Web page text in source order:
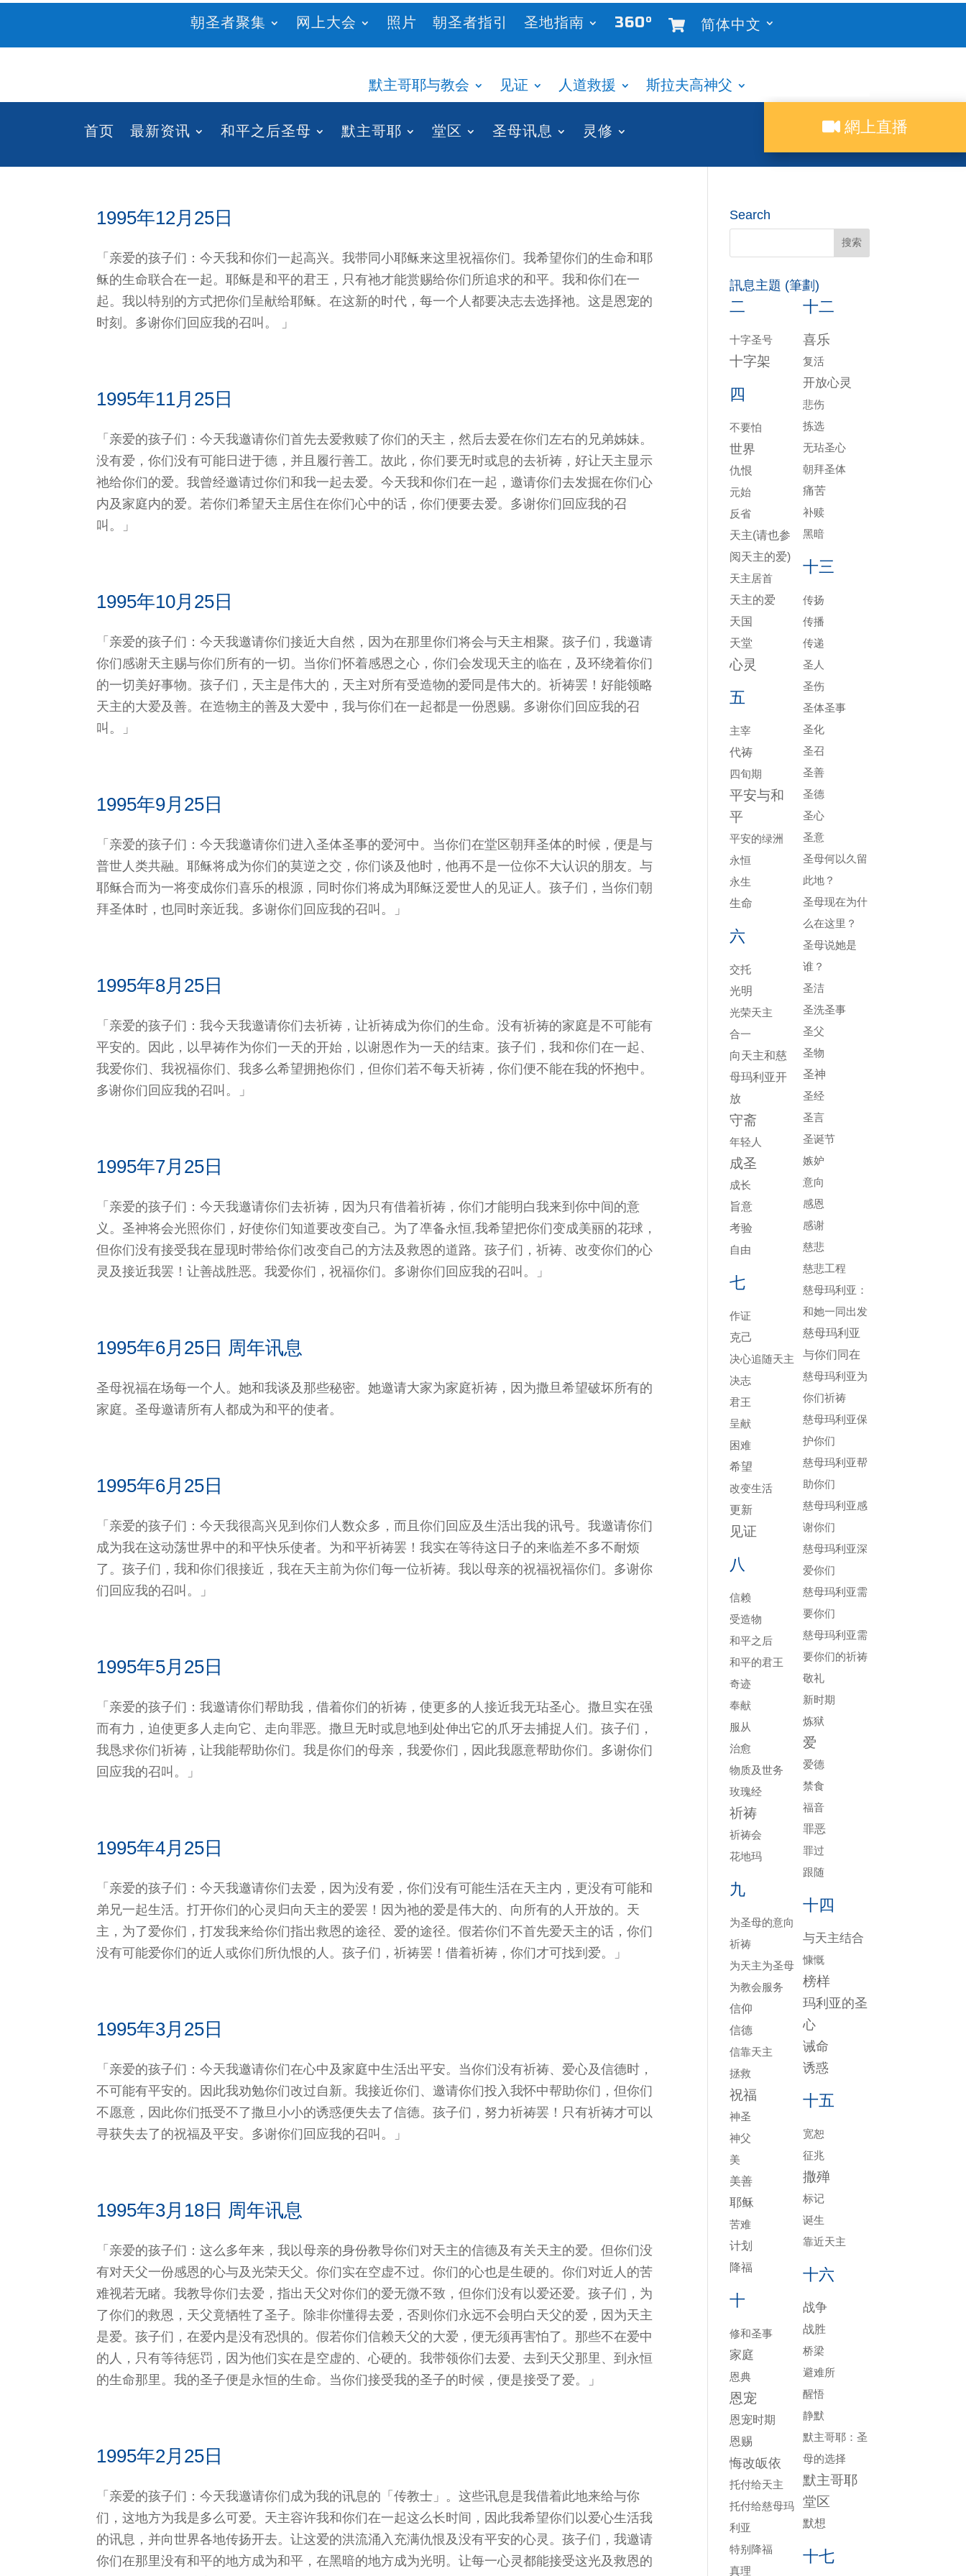
朝圣者聚集 网上大会 照片 朝圣者指引 圣地指南 360° 简体中文
默主哥耶与教会 见证 人道救援 斯拉夫高神父
首页 最新资讯 和平之后圣母 默主哥耶 堂区 圣母讯息 灵修 網上直播
1995年12月25日
「亲爱的孩子们：今天我和你们一起高兴。我带同小耶稣来这里祝福你们。我希望你们的生命和耶
稣的生命联合在一起。耶稣是和平的君王，只有祂才能赏赐给你们所追求的和平。我和你们在一
起。我以特别的方式把你们呈献给耶稣。在这新的时代，每一个人都要决志去选择祂。这是恩宠的
时刻。多谢你们回应我的召叫。 」
1995年11月25日
「亲爱的孩子们：今天我邀请你们首先去爱救赎了你们的天主，然后去爱在你们左右的兄弟姊妹。
没有爱，你们没有可能日进于德，并且履行善工。故此，你们要无时或息的去祈祷，好让天主显示
祂给你们的爱。我曾经邀请过你们和我一起去爱。今天我和你们在一起，邀请你们去发掘在你们心
内及家庭内的爱。若你们希望天主居住在你们心中的话，你们便要去爱。多谢你们回应我的召
叫。」
1995年10月25日
「亲爱的孩子们：今天我邀请你们接近大自然，因为在那里你们将会与天主相聚。孩子们，我邀请
你们感谢天主赐与你们所有的一切。当你们怀着感恩之心，你们会发现天主的临在，及环绕着你们
的一切美好事物。孩子们，天主是伟大的，天主对所有受造物的爱同是伟大的。祈祷罢！好能领略
天主的大爱及善。在造物主的善及大爱中，我与你们在一起都是一份恩赐。多谢你们回应我的召
叫。」
1995年9月25日
「亲爱的孩子们：今天我邀请你们进入圣体圣事的爱河中。当你们在堂区朝拜圣体的时候，便是与
普世人类共融。耶稣将成为你们的莫逆之交，你们谈及他时，他再不是一位你不大认识的朋友。与
耶稣合而为一将变成你们喜乐的根源，同时你们将成为耶稣泛爱世人的见证人。孩子们，当你们朝
拜圣体时，也同时亲近我。多谢你们回应我的召叫。」
1995年8月25日
「亲爱的孩子们：我今天我邀请你们去祈祷，让祈祷成为你们的生命。没有祈祷的家庭是不可能有
平安的。因此，以早祷作为你们一天的开始，以谢恩作为一天的结束。孩子们，我和你们在一起、
我爱你们、我祝福你们、我多么希望拥抱你们，但你们若不每天祈祷，你们便不能在我的怀抱中。
多谢你们回应我的召叫。」
1995年7月25日
「亲爱的孩子们：今天我邀请你们去祈祷，因为只有借着祈祷，你们才能明白我来到你中间的意
义。圣神将会光照你们，好使你们知道要改变自己。为了凖备永恒,我希望把你们变成美丽的花球，
但你们没有接受我在显现时带给你们改变自己的方法及救恩的道路。孩子们，祈祷、改变你们的心
灵及接近我罢！让善战胜恶。我爱你们，祝福你们。多谢你们回应我的召叫。」
1995年6月25日 周年讯息
圣母祝福在场每一个人。她和我谈及那些秘密。她邀请大家为家庭祈祷，因为撒旦希望破坏所有的
家庭。圣母邀请所有人都成为和平的使者。
1995年6月25日
「亲爱的孩子们：今天我很高兴见到你们人数众多，而且你们回应及生活出我的讯号。我邀请你们
成为我在这动荡世界中的和平快乐使者。为和平祈祷罢！我实在等待这日子的来临差不多不耐烦
了。孩子们，我和你们很接近，我在天主前为你们每一位祈祷。我以母亲的祝福祝福你们。多谢你
们回应我的召叫。」
1995年5月25日
「亲爱的孩子们：我邀请你们帮助我，借着你们的祈祷，使更多的人接近我无玷圣心。撒旦实在强
而有力，迫​​使更多人走向它、走向罪恶。撒旦无时或息地到处伸出它的爪牙去捕捉人们。孩子们，
我恳求你们祈祷，让我能帮助你们。我是你们的母亲，我爱你们，因此我愿意帮助你们。多谢你们
回应我的召叫。」
1995年4月25日
「亲爱的孩子们：今天我邀请你们去爱，因为没有爱，你们没有可能生活在天主内，更没有可能和
弟兄一起生活。打开你们的心灵归向天主的爱罢！因为祂的爱是伟大的、向所有的人开放的。天
主，为了爱你们，打发我来给你们指出救恩的途径、爱的途径。假若你们不首先爱天主的话，你们
没有可能爱你们的近人或你们所仇恨的人。孩子们，祈祷罢！借着祈祷，你们才可找到爱。」
1995年3月25日
「亲爱的孩子们：今天我邀请你们在心中及家庭中生活出平安。当你们没有祈祷、爱心及信德时，
不可能有平安的。因此我劝勉你们改过自新。我接近你们、邀请你们投入我怀中帮助你们，但你们
不愿意，因此你们抵受不了撒旦小小的诱惑便失去了信德。孩子们，努力祈祷罢！只有祈祷才可以
寻获失去了的祝福及平安。多谢你们回应我的召叫。」
1995年3月18日 周年讯息
「亲爱的孩子们：这么多年来，我以母亲的身份教导你们对天主的信德及有关天主的爱。但你们没
有对天父一份感恩的心与及光荣天父。你们实在空虚不过。你们的心也是生硬的。你们对近人的苦
难视若无睹。我教导你们去爱，指出天父对你们的爱无微不致，但你们没有以爱还爱。孩子们，为
了你们的救恩，天父竟牺牲了圣子。除非你懂得去爱，否则你们永远不会明白天父的爱，因为天主
是爱。孩子们，在爱内是没有恐惧的。假若你们信赖天父的大爱，便无须再害怕了。那些不在爱中
的人，只有等待惩罚，因为他们实在是空虚的、心硬的。我带领你们去爱、去到天父那里、到永恒
的生命那里。我的圣子便是永恒的生命。当你们接受我的圣子的时候，便是接受了爱。」
1995年2月25日
「亲爱的孩子们：今天我邀请你们成为我的讯息的「传教士」。这些讯息是我借着此地来给与你
们，这地方为我是多么可爱。天主容许我和你们在一起这么长时间，因此我希望你们以爱心生活我
的讯息，并向世界各地传扬开去。让这爱的洪流涌入充满仇恨及没有平安的心灵。孩子们，我邀请
你们在那里没有和平的地方成为和平，在黑暗的地方成为光明。让每一心灵都能接受这光及救恩的
Search
訊息主題 (筆劃)
二
十字圣号
十字架
四
不要怕
世界
仇恨
元始
反省
天主(请也参
阅天主的爱)
天主居首
天主的爱
天国
天堂
心灵
五
主宰
代祷
四旬期
平安与和
平
平安的绿洲
永恒
永生
生命
六
交托
光明
光荣天主
合一
向天主和慈
母玛利亚开
放
守斋
年轻人
成圣
成长
旨意
考验
自由
七
作证
克己
决心追随天主
决志
君王
呈献
困难
希望
改变生活
更新
见证
八
信赖
受造物
和平之后
和平的君王
奇迹
奉献
服从
治愈
物质及世务
玫瑰经
祈祷
祈祷会
花地玛
九
为圣母的意向
祈祷
为天主为圣母
为教会服务
信仰
信德
信靠天主
拯救
祝福
神圣
神父
美
美善
耶稣
苦难
计划
降福
十
修和圣事
家庭
恩典
恩宠
恩宠时期
恩赐
悔改皈依
托付给天主
托付给慈母玛
利亚
特别降福
真理
十二
喜乐
复活
开放心灵
悲伤
拣选
无玷圣心
朝拜圣体
痛苦
补赎
黑暗
十三
传扬
传播
传递
圣人
圣伤
圣体圣事
圣化
圣召
圣善
圣德
圣心
圣意
圣母何以久留
此地？
圣母现在为什
么在这里？
圣母说她是
谁？
圣洁
圣洗圣事
圣父
圣物
圣神
圣经
圣言
圣诞节
嫉妒
意向
感恩
感谢
慈悲
慈悲工程
慈母玛利亚：
和她一同出发
慈母玛利亚
与你们同在
慈母玛利亚为
你们祈祷
慈母玛利亚保
护你们
慈母玛利亚帮
助你们
慈母玛利亚感
谢你们
慈母玛利亚深
爱你们
慈母玛利亚需
要你们
慈母玛利亚需
要你们的祈祷
敬礼
新时期
炼狱
爱
爱德
禁食
福音
罪恶
罪过
跟随
十四
与天主结合
慷慨
榜样
玛利亚的圣
心
诫命
诱惑
十五
宽恕
征兆
撒殚
标记
诞生
靠近天主
十六
战争
战胜
桥梁
避难所
醒悟
静默
默主哥耶：圣
母的选择
默主哥耶
堂区
默想
十七